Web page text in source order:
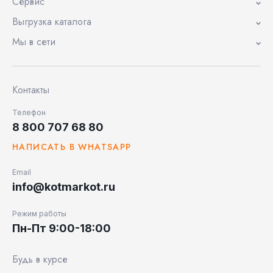
Выгрузка каталога
Мы в сети
Контакты
Телефон
8 800 707 68 80
НАПИСАТЬ В WHATSAPP
Email
info@kotmarkot.ru
Режим работы
Пн-Пт 9:00-18:00
Будь в курсе